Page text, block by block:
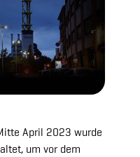
April 2023 wurde
um vor dem